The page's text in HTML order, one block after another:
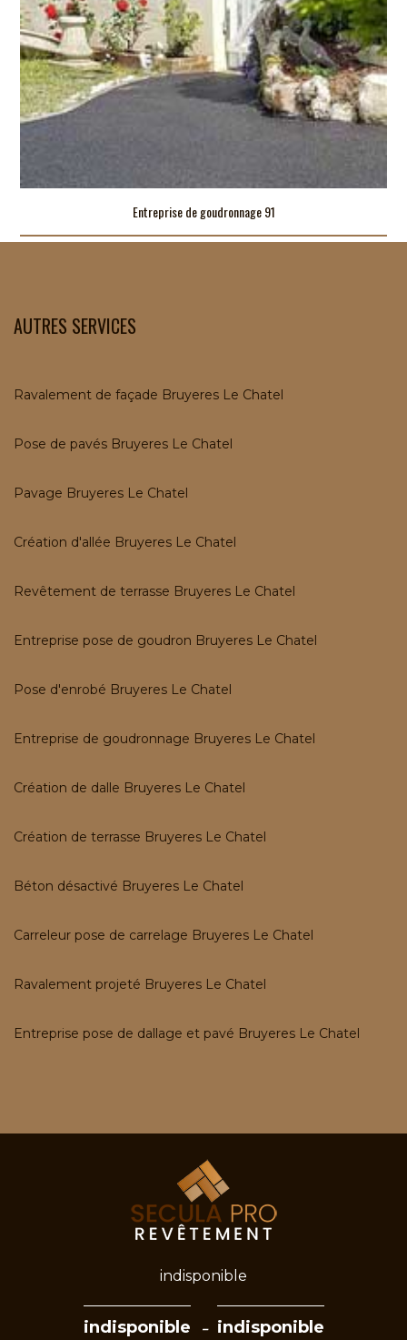
Entreprise de goudronnage 91
AUTRES SERVICES
Ravalement de façade Bruyeres Le Chatel
Pose de pavés Bruyeres Le Chatel
Pavage Bruyeres Le Chatel
Création d'allée Bruyeres Le Chatel
Revêtement de terrasse Bruyeres Le Chatel
Entreprise pose de goudron Bruyeres Le Chatel
Pose d'enrobé Bruyeres Le Chatel
Entreprise de goudronnage Bruyeres Le Chatel
Création de dalle Bruyeres Le Chatel
Création de terrasse Bruyeres Le Chatel
Béton désactivé Bruyeres Le Chatel
Carreleur pose de carrelage Bruyeres Le Chatel
Ravalement projeté Bruyeres Le Chatel
Entreprise pose de dallage et pavé Bruyeres Le Chatel
indisponible
indisponible - indisponible